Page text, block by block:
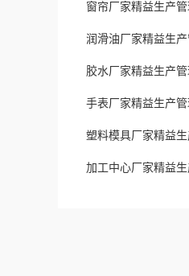
窗帘厂家精益生产
润滑油厂家精益生
胶水厂家精益生产
手表厂家精益生产
塑料模具厂家精益
加工中心厂家精益